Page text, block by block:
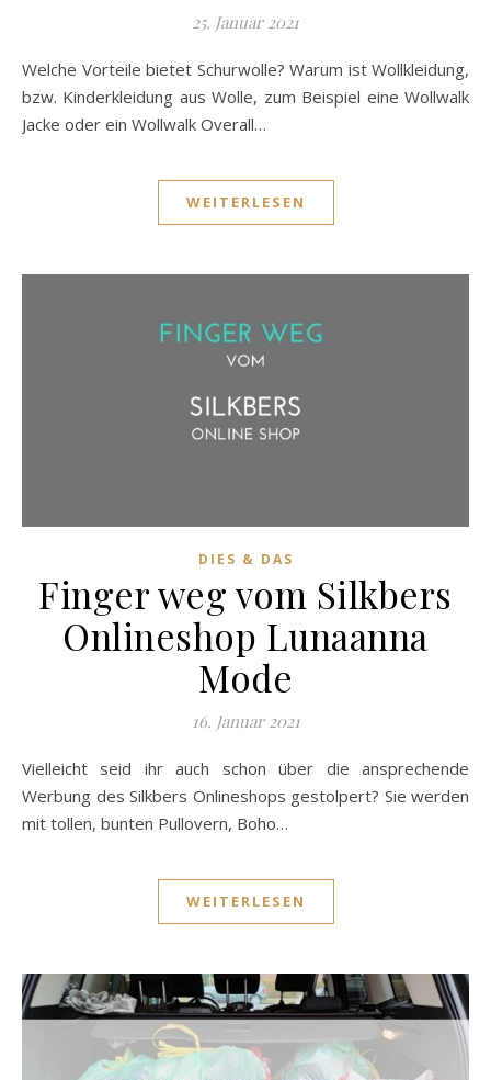
25. Januar 2021
Welche Vorteile bietet Schurwolle? Warum ist Wollkleidung,
bzw. Kinderkleidung aus Wolle, zum Beispiel eine Wollwalk
Jacke oder ein Wollwalk Overall…
WEITERLESEN
DIES & DAS
Finger weg vom Silkbers
Onlineshop Lunaanna
Mode
16. Januar 2021
Vielleicht seid ihr auch schon über die ansprechende
Werbung des Silkbers Onlineshops gestolpert? Sie werden
mit tollen, bunten Pullovern, Boho…
WEITERLESEN